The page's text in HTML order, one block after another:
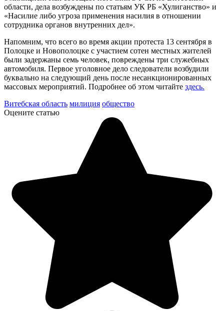
области, дела возбуждены по статьям УК РБ «Хулиганство» и
«Насилие либо угроза применения насилия в отношении
сотрудника органов внутренних дел».
Напомним, что всего во время акции протеста 13 сентября в
Полоцке и Новополоцке с участием сотен местных жителей
были задержаны семь человек, повреждены три служебных
автомобиля. Первое уголовное дело следователи возбудили
буквально на следующий день после несанкционированных
массовых мероприятий. Подробнее об этом читайте здесь.
Витебская область милиция общество
Оцените статью